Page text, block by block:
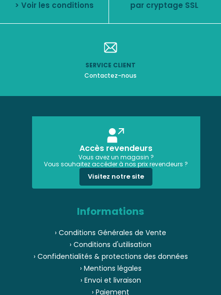
> Voir les conditions par cryptage SSL
SERVICE CLIENT
Contactez-nous
Accès revendeurs
Vous avez un magasin ?
Vous souhaitez accéder à nos prix revendeurs ?
Visitez notre site
Informations
› Conditions Générales de Vente
› Conditions d'utilisation
› Confidentialités & protections des données
› Mentions légales
› Envoi et livraison
› Paiement